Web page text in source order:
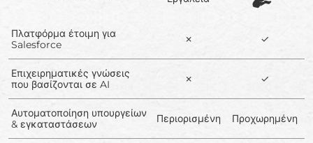
Πλατφόρμα έτοιμη για
Salesforce
✗ ✓
Επιχειρηματικές γνώσεις
που βασίζονται σε AI
✗ ✓
Αυτοματοποίηση υπουργείων
& εγκαταστάσεων
Περιορισμένη Προχωρημένη